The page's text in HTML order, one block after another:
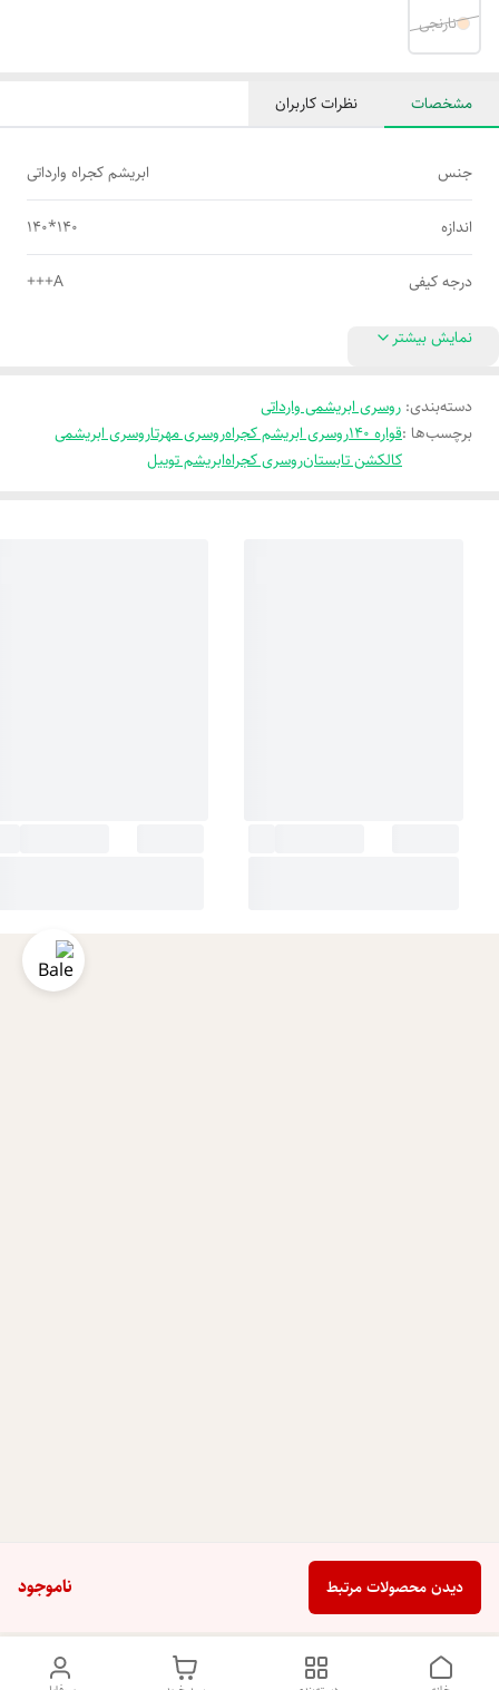
نارنجی
ناموجود دیدن محصولات مرتبط
مشخصات نظرات کاربران
جنس ابریشم کجراه وارداتی
اندازه 140*140
درجه کیفی A+++
نمایش بیشتر
دسته‌بندی: روسری ابریشمی وارداتی
برچسب‌ها :قواره 140 روسری ابریشم کجراهروسری مهرتاروسری ابریشمی
کالکشن تابستانروسری کجراهابریشم توییل